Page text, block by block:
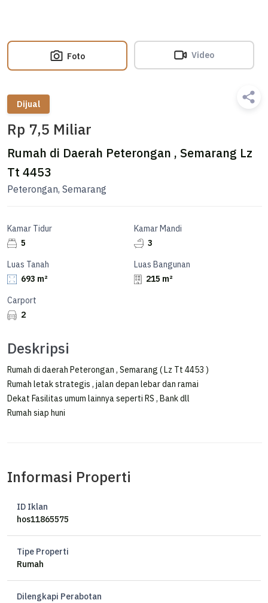
Foto Video
Dijual
Rp 7,5 Miliar
Rumah di Daerah Peterongan , Semarang Lz
Tt 4453
Peterongan, Semarang
Kamar Tidur
5
Kamar Mandi
3
Luas Tanah
693 m²
Luas Bangunan
215 m²
Carport
2
Deskripsi
Rumah di daerah Peterongan , Semarang ( Lz Tt 4453 )
Rumah letak strategis , jalan depan lebar dan ramai
Dekat Fasilitas umum lainnya seperti RS , Bank dll
Rumah siap huni
Informasi Properti
ID Iklan
hos11865575
Tipe Properti
Rumah
Dilengkapi Perabotan